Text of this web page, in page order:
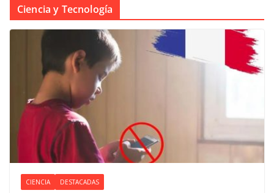
Ciencia y Tecnología
CIENCIA DESTACADAS